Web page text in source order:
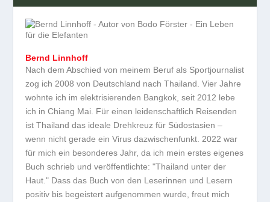
Bernd Linnhoff
Nach dem Abschied von meinem Beruf als Sportjournalist
zog ich 2008 von Deutschland nach Thailand. Vier Jahre
wohnte ich im elektrisierenden Bangkok, seit 2012 lebe
ich in Chiang Mai. Für einen leidenschaftlich Reisenden
ist Thailand das ideale Drehkreuz für Südostasien –
wenn nicht gerade ein Virus dazwischenfunkt. 2022 war
für mich ein besonderes Jahr, da ich mein erstes eigenes
Buch schrieb und veröffentlichte: "Thailand unter der
Haut." Dass das Buch von den Leserinnen und Lesern
positiv bis begeistert aufgenommen wurde, freut mich